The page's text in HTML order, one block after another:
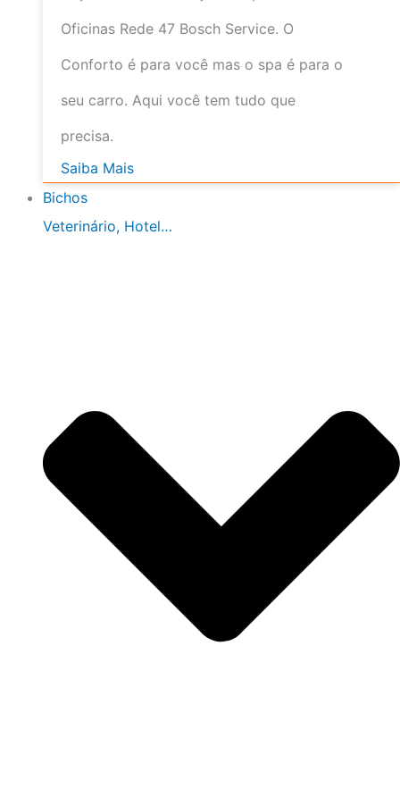
Oficinas Rede 47 Bosch Service. O
Conforto é para você mas o spa é para o
seu carro. Aqui você tem tudo que
precisa.
Saiba Mais
Bichos
Veterinário, Hotel…